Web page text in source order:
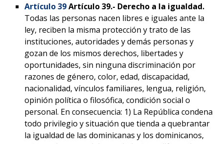
Artículo 39Artículo 39.- Derecho a la igualdad.
Todas las personas nacen libres e iguales ante la
ley, reciben la misma protección y trato de las
instituciones, autoridades y demás personas y
gozan de los mismos derechos, libertades y
oportunidades, sin ninguna discriminación por
razones de género, color, edad, discapacidad,
nacionalidad, vínculos familiares, lengua, religión,
opinión política o filosófica, condición social o
personal. En consecuencia: 1) La República condena
todo privilegio y situación que tienda a quebrantar
la igualdad de las dominicanas y los dominicanos,